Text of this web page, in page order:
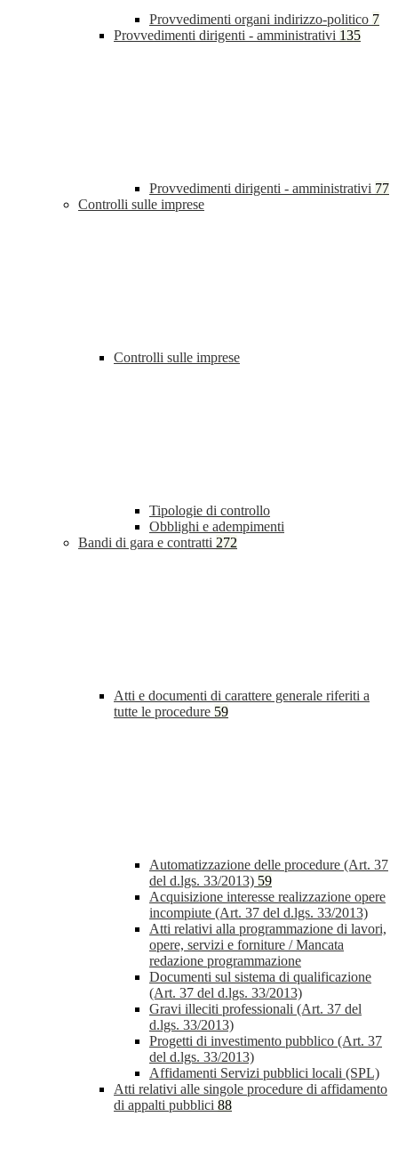
Provvedimenti organi indirizzo-politico 7
Provvedimenti dirigenti - amministrativi 135
Provvedimenti dirigenti - amministrativi 77
Controlli sulle imprese
Controlli sulle imprese
Tipologie di controllo
Obblighi e adempimenti
Bandi di gara e contratti 272
Atti e documenti di carattere generale riferiti a
tutte le procedure 59
Automatizzazione delle procedure (Art. 37
del d.lgs. 33/2013) 59
Acquisizione interesse realizzazione opere
incompiute (Art. 37 del d.lgs. 33/2013)
Atti relativi alla programmazione di lavori,
opere, servizi e forniture / Mancata
redazione programmazione
Documenti sul sistema di qualificazione
(Art. 37 del d.lgs. 33/2013)
Gravi illeciti professionali (Art. 37 del
d.lgs. 33/2013)
Progetti di investimento pubblico (Art. 37
del d.lgs. 33/2013)
Affidamenti Servizi pubblici locali (SPL)
Atti relativi alle singole procedure di affidamento
di appalti pubblici 88